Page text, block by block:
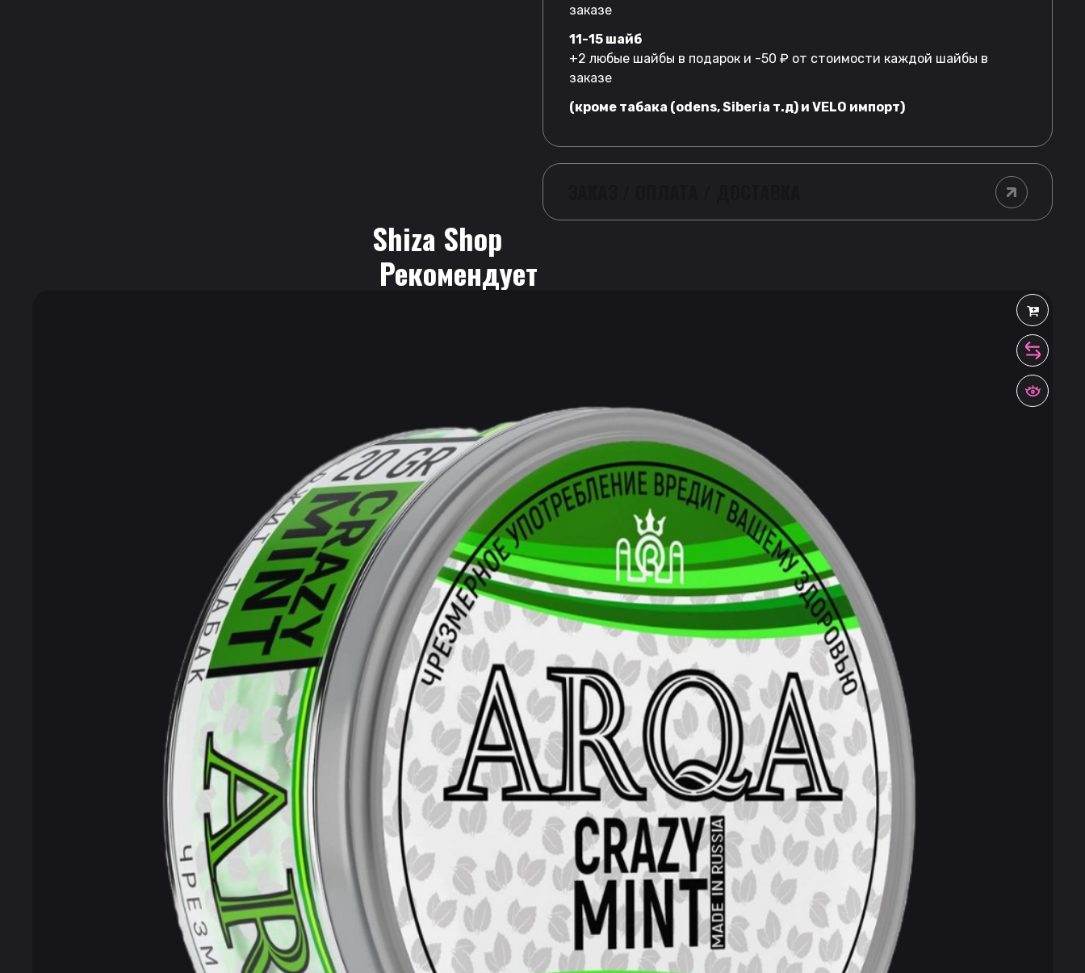
заказе
11-15 шайб
+2 любые шайбы в подарок и -50 ₽ от стоимости каждой шайбы в
заказе
(кроме табака (odens, Siberia т.д) и VELO импорт)
Shiza Shop
Рекомендует